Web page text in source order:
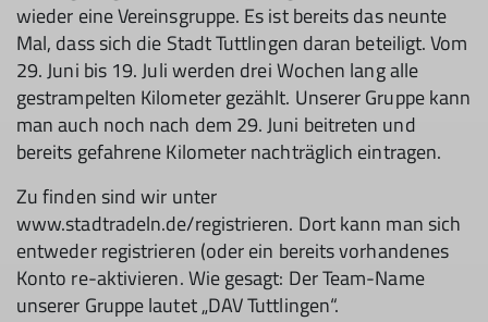
wieder eine Vereinsgruppe. Es ist bereits das neunte
Mal, dass sich die Stadt Tuttlingen daran beteiligt. Vom
29. Juni bis 19. Juli werden drei Wochen lang alle
gestrampelten Kilometer gezählt. Unserer Gruppe kann
man auch noch nach dem 29. Juni beitreten und
bereits gefahrene Kilometer nachträglich eintragen.
Zu finden sind wir unter
www.stadtradeln.de/registrieren. Dort kann man sich
entweder registrieren (oder ein bereits vorhandenes
Konto re-aktivieren. Wie gesagt: Der Team-Name
unserer Gruppe lautet „DAV Tuttlingen“.